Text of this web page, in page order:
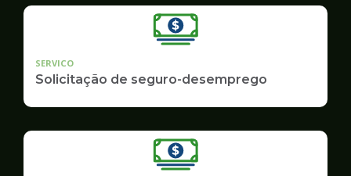
SERVICO
Solicitação de seguro-desemprego